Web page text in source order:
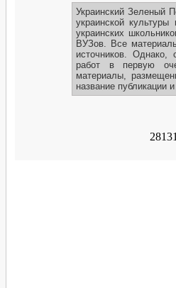
Украинский Зеленый
украинской
украинских
ВУЗов. Все
источников. Однако,
работ в первую
материалы,
название публикации